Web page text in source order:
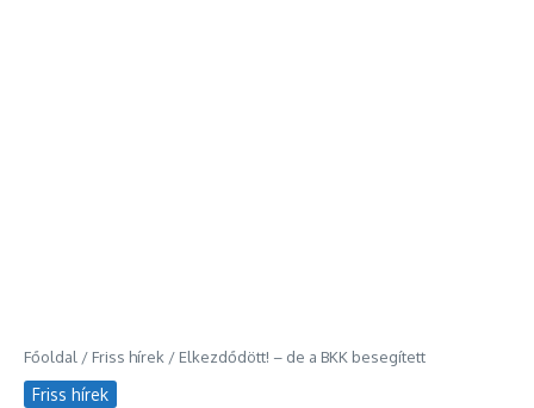
Főoldal / Friss hírek / Elkezdődött! – de a BKK besegített
Friss hírek